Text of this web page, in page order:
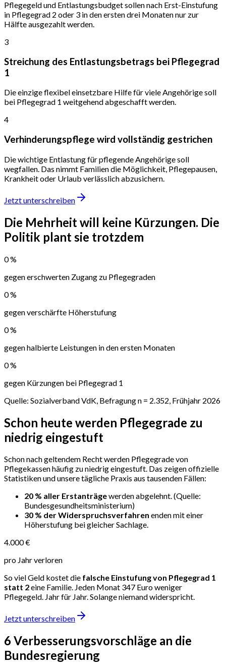
Pflegegeld und Entlastungsbudget sollen nach Erst-Einstufung
in Pflegegrad 2 oder 3 in den ersten drei Monaten nur zur
Hälfte ausgezahlt werden.
3
Streichung des Entlastungsbetrags bei Pflegegrad
1
Die einzige flexibel einsetzbare Hilfe für viele Angehörige soll
bei Pflegegrad 1 weitgehend abgeschafft werden.
4
Verhinderungspflege wird vollständig gestrichen
Die wichtige Entlastung für pflegende Angehörige soll
wegfallen. Das nimmt Familien die Möglichkeit, Pflegepausen,
Krankheit oder Urlaub verlässlich abzusichern.
Jetzt unterschreiben
Die Mehrheit will keine Kürzungen. Die
Politik plant sie trotzdem
0%
gegen erschwerten Zugang zu Pflegegraden
0%
gegen verschärfte Höherstufung
0%
gegen halbierte Leistungen in den ersten Monaten
0%
gegen Kürzungen bei Pflegegrad 1
Quelle: Sozialverband VdK, Befragung n = 2.352, Frühjahr 2026
Schon heute werden Pflegegrade zu
niedrig eingestuft
Schon nach geltendem Recht werden Pflegegrade von
Pflegekassen häufig zu niedrig eingestuft. Das zeigen offizielle
Statistiken und unsere tägliche Praxis aus tausenden Fällen:
20 % aller Erstanträgewerden abgelehnt.(Quelle:
Bundesgesundheitsministerium)
30 % der Widerspruchsverfahren enden mit einer
Höherstufung bei gleicher Sachlage.
4.000 €
pro Jahr verloren
So viel Geld kostet die falsche Einstufung von Pflegegrad 1
statt 2eine Familie. Jeden Monat 347 Euro weniger
Pflegegeld. Jahr für Jahr. Solange niemand widerspricht.
Jetzt unterschreiben
6 Verbesserungsvorschläge an die
Bundesregierung